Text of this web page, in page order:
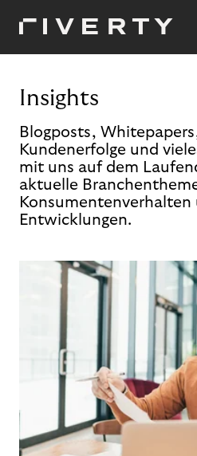
Insights
Blogposts,
Kundenerfolge und
mit uns auf dem
aktuelle
Konsumentenverhalten
Entwicklungen.